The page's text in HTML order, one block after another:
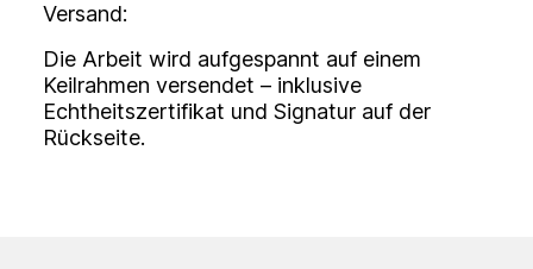
Versand:
Die Arbeit wird aufgespannt auf einem
Keilrahmen versendet – inklusive
Echtheitszertifikat und Signatur auf der
Rückseite.